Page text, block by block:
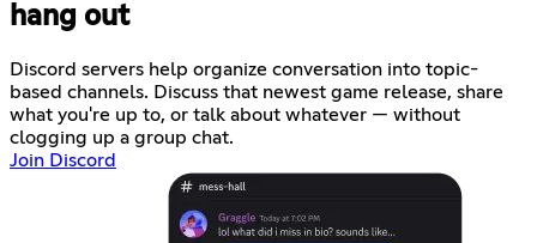
hang out
Discord servers help organize conversation into topic-
based channels. Discuss that newest game release, share
what you're up to, or talk about whatever — without
clogging up a group chat.
Join Discord